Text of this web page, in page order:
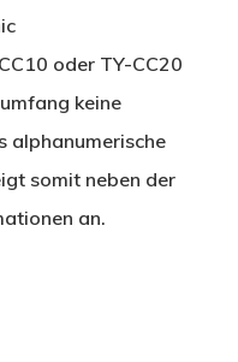
oder TY-CC20
keine
alphanumerische
somit neben der
an.